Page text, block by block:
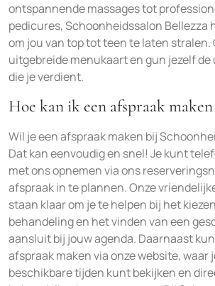
ontspannende massages tot
pedicures, Schoonheidssalon Bellezza
om jou van top tot teen te laten stralen.
uitgebreide menukaart en gun jezelf
die je verdient.
Hoe kan ik een afspraak
Wil je een afspraak maken bij
Dat kan eenvoudig en snel! Je kunt
met ons opnemen via ons
afspraak in te plannen. Onze
staan klaar om je te helpen bij het
behandeling en het vinden van een
aansluit bij jouw agenda. Daarnaast
afspraak maken via onze website, waar
beschikbare tijden kunt bekijken en